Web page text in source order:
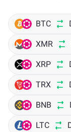
BTC
XMR
XRP
TRX
BNB
LTC